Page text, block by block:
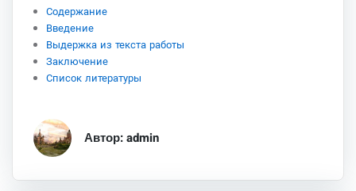
Содержание
Введение
Выдержка из текста работы
Заключение
Список литературы
Автор: admin